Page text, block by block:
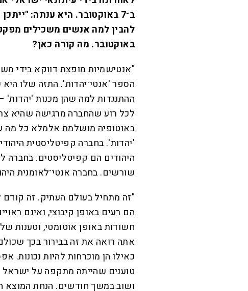
ב־7 באוקטובר. היא ענתה:
באוקטובר. מה קורה כאן?
"אנטישמיות מופצת דווקא בידי
הספר 'אנטי־יהדות'. התזה שלו
ההתנגדות למה שהן מכנות
לכל רוע שהחברה מרגישה שהיא
באוטופיה מושלמת אלמלא כל מה
'יהדות'. בחברה קפיטליסטית
היהודים הם קפיטליסטים. בחברה
שורשים. בחברה אנטי־לאומנית
"זה מתחיל בעולם העתיק. זה קודם
הם רעים באופן קיבוצי, ואינם
חשודות באופן אוטומטי, וטענות
אתה רואה את זה בבירור בכך
כאילו הן מוכרחות להיות נכונות.
טוענים שהייתה מתקפה על
ושוב במשך חודשים. הנחת